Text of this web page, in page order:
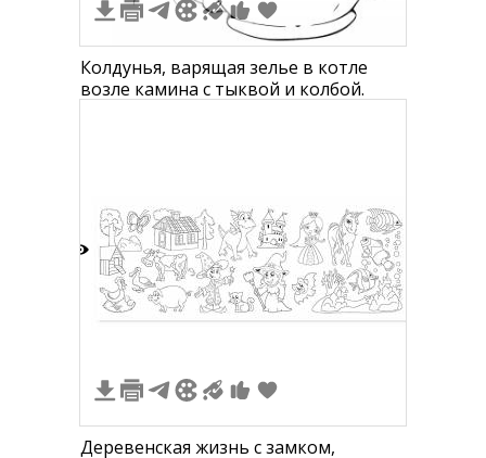
Колдунья, варящая зелье в котле
возле камина с тыквой и колбой.
Деревенская жизнь с замком,